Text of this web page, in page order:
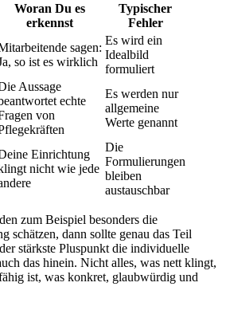
Woran Du es
erkennst
Typischer
Fehler
sagen:
so ist es wirklich
Es wird ein
Idealbild
formuliert
Aussage
echte
von
Es werden nur
allgemeine
Werte genannt
Einrichtung
nicht wie jede
Die
Formulierungen
bleiben
austauschbar
zum Beispiel besonders die
schätzen, dann sollte genau das Teil
stärkste Pluspunkt die individuelle
das hinein. Nicht alles, was nett klingt,
ist, was konkret, glaubwürdig und